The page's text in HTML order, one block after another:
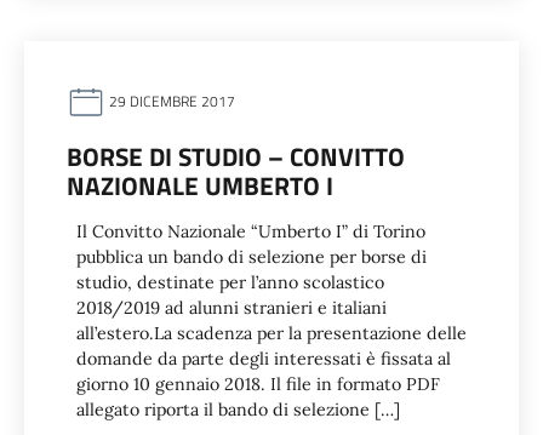
29 DICEMBRE 2017
BORSE DI STUDIO – CONVITTO
NAZIONALE UMBERTO I
Il Convitto Nazionale “Umberto I” di Torino
pubblica un bando di selezione per borse di
studio, destinate per l’anno scolastico
2018/2019 ad alunni stranieri e italiani
all’estero.La scadenza per la presentazione delle
domande da parte degli interessati è fissata al
giorno 10 gennaio 2018. Il file in formato PDF
allegato riporta il bando di selezione […]